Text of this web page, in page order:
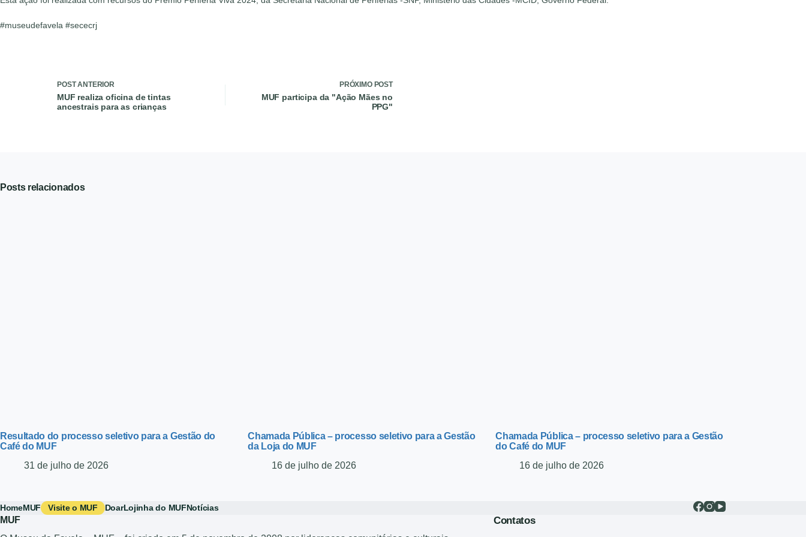
#museudefavela #sececrj
POSTANTERIOR
MUF realiza oficina de tintas
ancestrais para as crianças
PRÓXIMO POST
MUF participa da "Ação Mães no
PPG"
Posts relacionados
Resultado do processo seletivo para a Gestão do
Café do MUF
31 de julho de 2026
Chamada Pública – processo seletivo para a Gestão
da Loja do MUF
16 de julho de 2026
Chamada Pública – processo seletivo para a Gestão
do Café do MUF
16 de julho de 2026
HomeMUF Visite o MUF DoarLojinha do MUFNotícias
MUF
Contatos